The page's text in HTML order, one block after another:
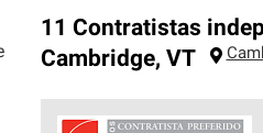
11 Contratistas
Cambridge, VT